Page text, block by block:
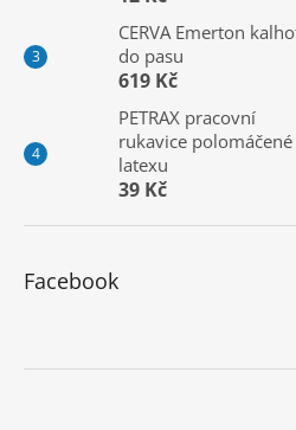
CERVA Emerton
do pasu
619 Kč
PETRAX pracovní
rukavice
latexu
39 Kč
Facebook